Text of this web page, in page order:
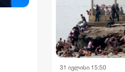
31 ივლისი 15:50